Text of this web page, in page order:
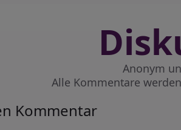
Anonym
Alle Kommentare
Kommentar